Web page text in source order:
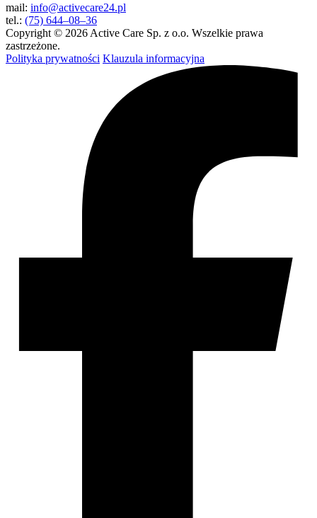
mail: info@activecare24.pl
tel.: (75) 644–08–36
Copyright © 2026 Active Care Sp. z o.o. Wszelkie prawa
zastrzeżone.
Polityka prywatności Klauzula informacyjna